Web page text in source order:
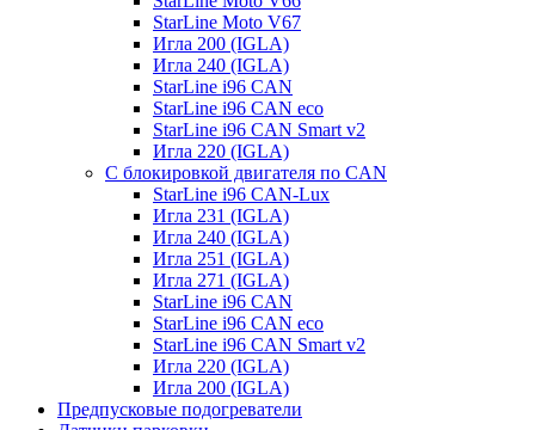
StarLine Moto V67
Игла 200 (IGLA)
Игла 240 (IGLA)
StarLine i96 CAN
StarLine i96 CAN eco
StarLine i96 CAN Smart v2
Игла 220 (IGLA)
С блокировкой двигателя по CAN
StarLine i96 CAN-Lux
Игла 231 (IGLA)
Игла 240 (IGLA)
Игла 251 (IGLA)
Игла 271 (IGLA)
StarLine i96 CAN
StarLine i96 CAN eco
StarLine i96 CAN Smart v2
Игла 220 (IGLA)
Игла 200 (IGLA)
Предпусковые подогреватели